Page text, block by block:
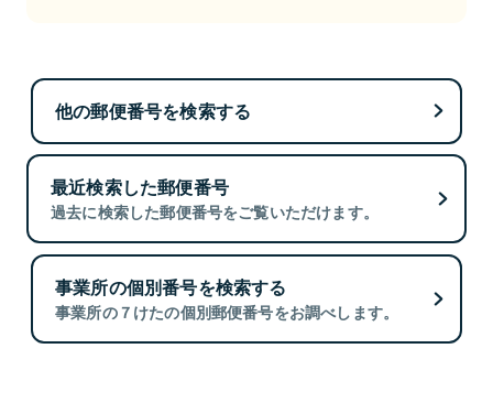
他の郵便番号を検索する
最近検索した郵便番号
過去に検索した郵便番号をご覧いただけます。
事業所の個別番号を検索する
事業所の７けたの個別郵便番号をお調べします。